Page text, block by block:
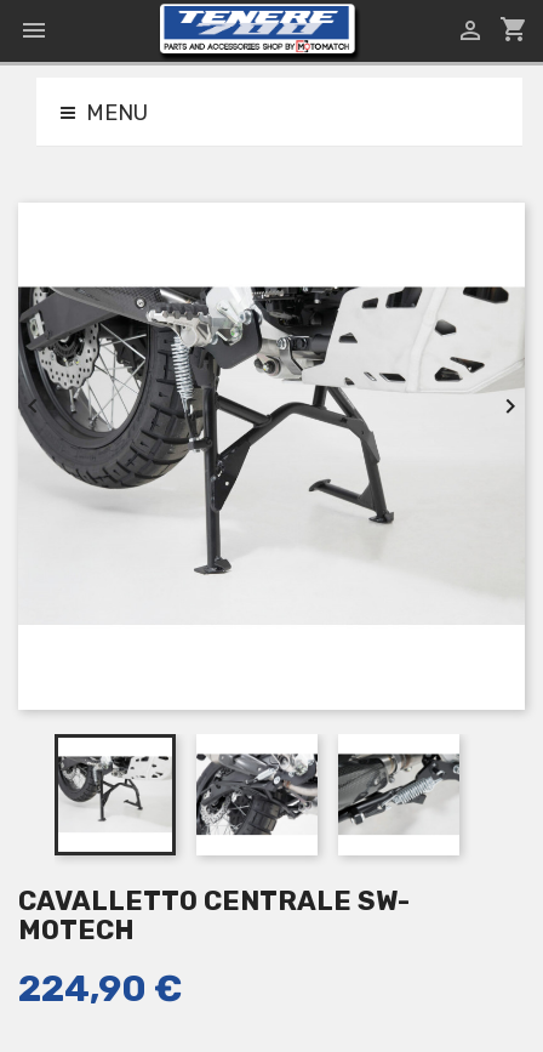
 shopping_cart

MENU
 
CAVALLETTO CENTRALE SW-
MOTECH
224,90 €